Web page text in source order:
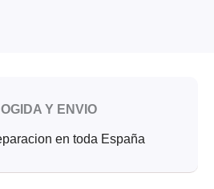
Y ENVIO
en toda España